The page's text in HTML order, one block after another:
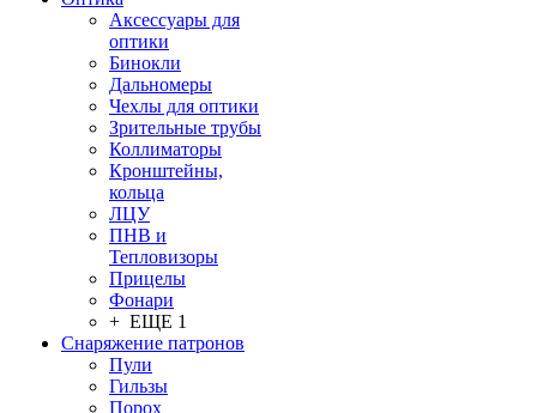
Аксессуары для
оптики
Бинокли
Дальномеры
Чехлы для оптики
Зрительные трубы
Коллиматоры
Кронштейны,
кольца
ЛЦУ
ПНВ и
Тепловизоры
Прицелы
Фонари
+ ЕЩЕ 1
Снаряжение патронов
Пули
Гильзы
Порох